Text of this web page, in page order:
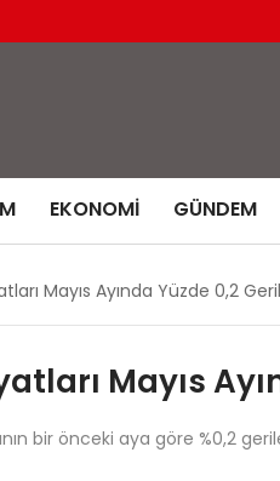
EKONOMI GÜNDEM
Mayıs Ayında Yüzde 0,2
Mayıs
bir önceki aya göre %0,2